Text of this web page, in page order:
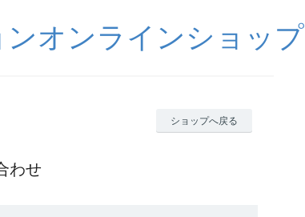
オンラインショップ
ショップへ戻る
わせ